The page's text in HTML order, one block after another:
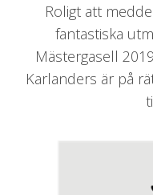
Roligt att
fantastiska
Mästergasell
Karlanders är på